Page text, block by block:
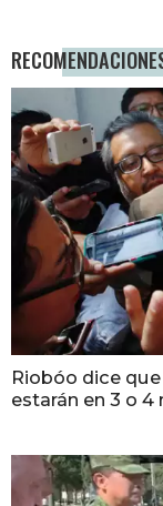
Riobóo dice
estarán en 3 o 4